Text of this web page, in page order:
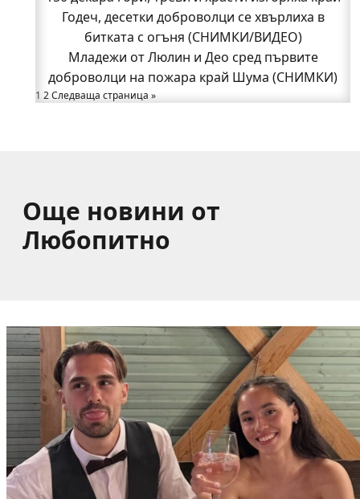
Възможни са прекъсвания на тока утре в части
от община Годеч
Какво накара Яна и Станимир да изберат Годеч
пред живота в чужбина? (ВИДЕО)
Родов оброк събра поколения под старата круша
Годеч, десетки доброволци се хвърлиха в
битката с огъня (СНИМКИ/ВИДЕО)
Младежи от Люлин и Део сред първите
доброволци на пожара край Шума (СНИМКИ)
1 2Следваща страница »
Още новини от
Любопитно